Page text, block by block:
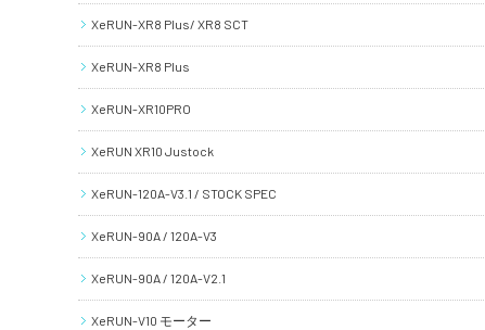
XeRUN-XR8 Plus/ XR8 SCT
XeRUN-XR8 Plus
XeRUN-XR10PRO
XeRUN XR10 Justock
XeRUN-120A-V3.1 / STOCK SPEC
XeRUN-90A / 120A-V3
XeRUN-90A / 120A-V2.1
XeRUN-V10 モーター